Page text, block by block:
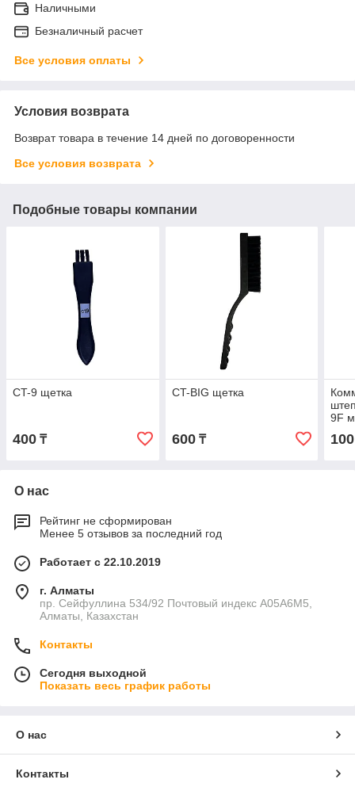
Наличными
Безналичный расчет
Все условия оплаты
Условия возврата
Возврат товара в течение 14 дней по договоренности
Все условия возврата
Подобные товары компании
CT-9 щетка
400 ₸
CT-BIG щетка
600₸
9F
100
О нас
Рейтинг не сформирован
Менее 5 отзывов за последний год
Работает с 22.10.2019
г. Алматы
пр. Сейфуллина 534/92 Почтовый индекс A05A6M5,
Алматы, Казахстан
Контакты
Сегодня выходной
Показать весь график работы
О нас
Контакты